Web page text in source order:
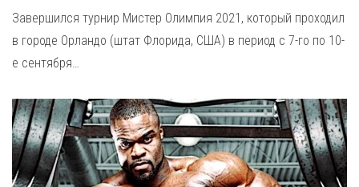
Завершился турнир Мистер Олимпия 2021, который проходил
в городе Орландо (штат Флорида, США) в период с 7-го по 10-
е сентября…